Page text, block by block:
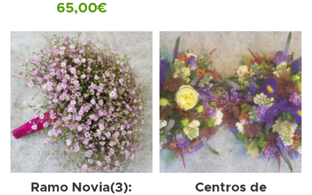
65,00€
Ramo Novia(3):
Centros de